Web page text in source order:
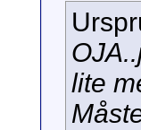
lite